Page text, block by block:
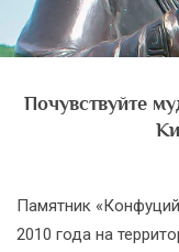
Почувствуйте
Памятник
2010 года на